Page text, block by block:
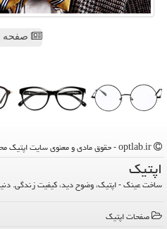
صفحه
اپتیك
ساخت عینک - اپتیک، وضوح دید، کیفیت زندگی. دنیا
صفحات اپتیك